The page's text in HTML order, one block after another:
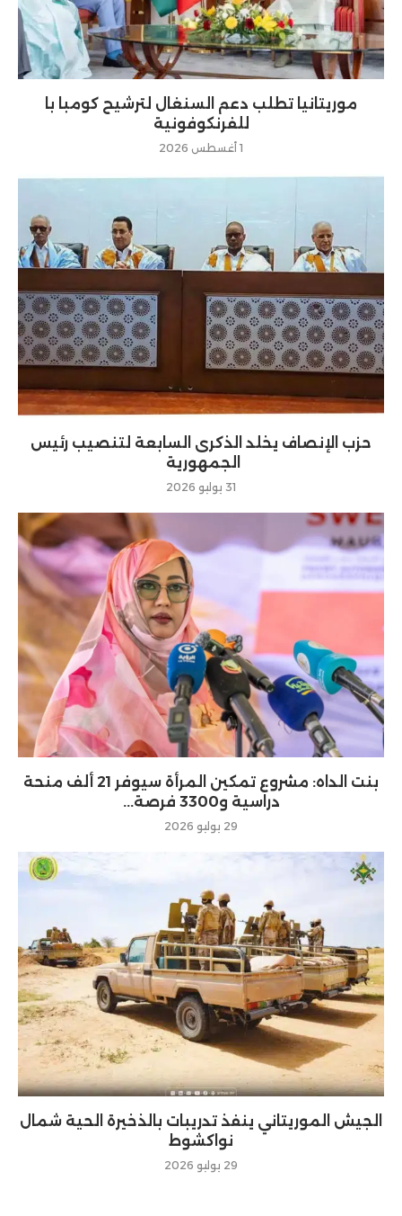
موريتانيا تطلب دعم السنغال لترشيح كومبا با
للفرنكوفونية
1 أغسطس 2026
حزب الإنصاف يخلد الذكرى السابعة لتنصيب رئيس
الجمهورية
31 يوليو 2026
بنت الداه: مشروع تمكين المرأة سيوفر 21 ألف منحة
دراسية و3300 فرصة...
29 يوليو 2026
الجيش الموريتاني ينفذ تدريبات بالذخيرة الحية شمال
نواكشوط
29 يوليو 2026